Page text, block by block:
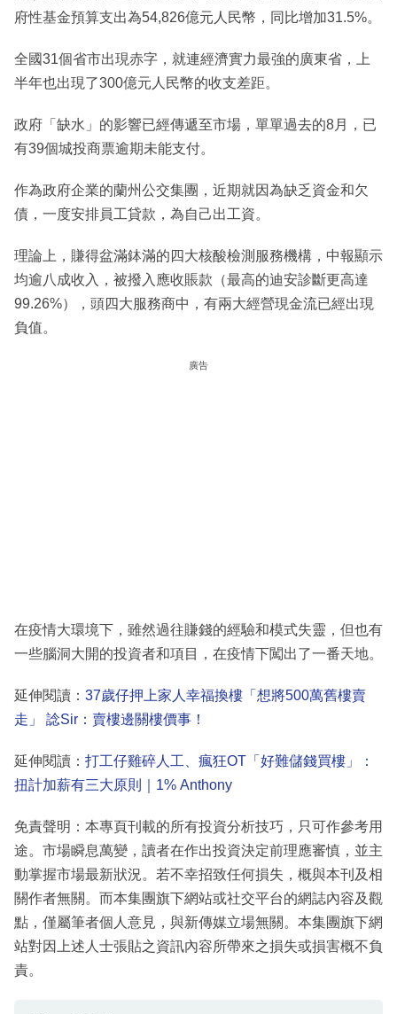
府性基金預算支出為54,826億元人民幣，同比增加31.5%。
全國31個省市出現赤字，就連經濟實力最強的廣東省，上
半年也出現了300億元人民幣的收支差距。
政府「缺水」的影響已經傳遞至市場，單單過去的8月，已
有39個城投商票逾期未能支付。
作為政府企業的蘭州公交集團，近期就因為缺乏資金和欠
債，一度安排員工貸款，為自己出工資。
理論上，賺得盆滿鉢滿的四大核酸檢測服務機構，中報顯示
均逾八成收入，被撥入應收賬款（最高的迪安診斷更高達
99.26%），頭四大服務商中，有兩大經營現金流已經出現
負值。
廣告
在疫情大環境下，雖然過往賺錢的經驗和模式失靈，但也有
一些腦洞大開的投資者和項目，在疫情下闖出了一番天地。
延伸閱讀： 37歲仔押上家人幸福換樓「想將500萬舊樓賣
走」 諗Sir：賣樓邊關樓價事！
延伸閱讀： 打工仔雞碎人工、瘋狂OT「好難儲錢買樓」：
扭計加薪有三大原則｜1% Anthony
免責聲明：本專頁刊載的所有投資分析技巧，只可作參考用
途。市場瞬息萬變，讀者在作出投資決定前理應審慎，並主
動掌握市場最新狀況。若不幸招致任何損失，概與本刊及相
關作者無關。而本集團旗下網站或社交平台的網誌內容及觀
點，僅屬筆者個人意見，與新傳媒立場無關。本集團旗下網
站對因上述人士張貼之資訊內容所帶來之損失或損害概不負
責。